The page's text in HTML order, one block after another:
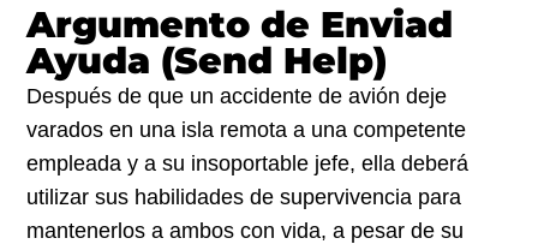
Argumento de Enviad
Ayuda (Send Help)
Después de que un accidente de avión deje
varados en una isla remota a una competente
empleada y a su insoportable jefe, ella deberá
utilizar sus habilidades de supervivencia para
mantenerlos a ambos con vida, a pesar de su